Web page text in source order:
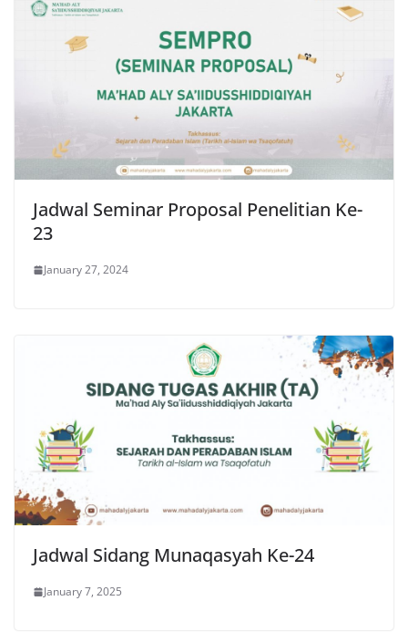
Jadwal Seminar Proposal Penelitian Ke-
23
January 27, 2024
Jadwal Sidang Munaqasyah Ke-24
January 7, 2025